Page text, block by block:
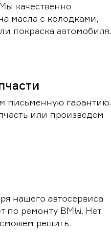
качественно
масла с колодками,
покраска автомобиля.
письменную гарантию.
или произведем
нашего автосервиса
ремонту BMW. Нет
решить.